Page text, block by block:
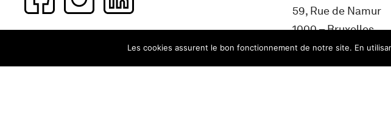
Subscribe to our newsletter
59, Rue de Namur
1000 – Bruxelles
Belgique
Les cookies assurent le bon fonctionnement de notre site. En